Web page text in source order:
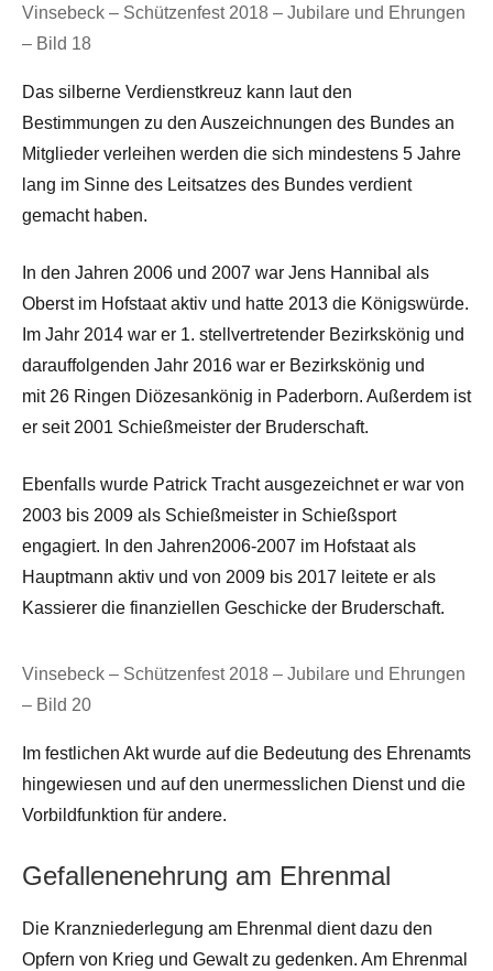
Vinsebeck – Schützenfest 2018 – Jubilare und Ehrungen
– Bild 18
Das silberne Verdienstkreuz kann laut den
Bestimmungen zu den Auszeichnungen des Bundes an
Mitglieder verleihen werden die sich mindestens 5 Jahre
lang im Sinne des Leitsatzes des Bundes verdient
gemacht haben.
In den Jahren 2006 und 2007 war Jens Hannibal als
Oberst im Hofstaat aktiv und hatte 2013 die Königswürde.
Im Jahr 2014 war er 1. stellvertretender Bezirkskönig und
darauffolgenden Jahr 2016 war er Bezirkskönig und
mit 26 Ringen Diözesankönig in Paderborn. Außerdem ist
er seit 2001 Schießmeister der Bruderschaft.
Ebenfalls wurde Patrick Tracht ausgezeichnet er war von
2003 bis 2009 als Schießmeister in Schießsport
engagiert. In den Jahren2006-2007 im Hofstaat als
Hauptmann aktiv und von 2009 bis 2017 leitete er als
Kassierer die finanziellen Geschicke der Bruderschaft.
Vinsebeck – Schützenfest 2018 – Jubilare und Ehrungen
– Bild 20
Im festlichen Akt wurde auf die Bedeutung des Ehrenamts
hingewiesen und auf den unermesslichen Dienst und die
Vorbildfunktion für andere.
Gefallenenehrung am Ehrenmal
Die Kranzniederlegung am Ehrenmal dient dazu den
Opfern von Krieg und Gewalt zu gedenken. Am Ehrenmal